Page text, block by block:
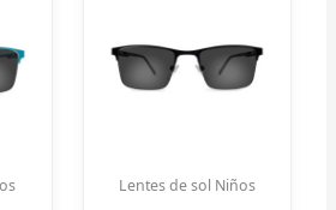
Lentes de sol Niños